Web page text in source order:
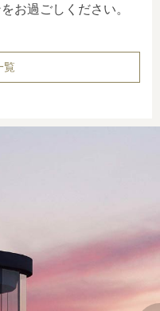
お過ごしください。
覧